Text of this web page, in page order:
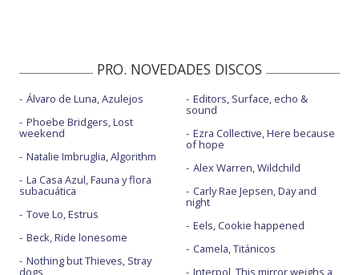
PRO. NOVEDADES DISCOS
Álvaro de Luna, Azulejos
Phoebe Bridgers, Lost
weekend
Natalie Imbruglia, Algorithm
La Casa Azul, Fauna y flora
subacuática
Tove Lo, Estrus
Beck, Ride lonesome
Nothing but Thieves, Stray
dogs
Editors, Surface, echo &
sound
Ezra Collective, Here because
of hope
Alex Warren, Wildchild
Carly Rae Jepsen, Day and
night
Eels, Cookie happened
Camela, Titánicos
Interpol, This mirror weighs a